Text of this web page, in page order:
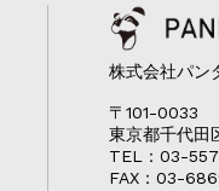
株式会社パン
〒101-0033
東京都千代田
TEL：03-
FAX：03-